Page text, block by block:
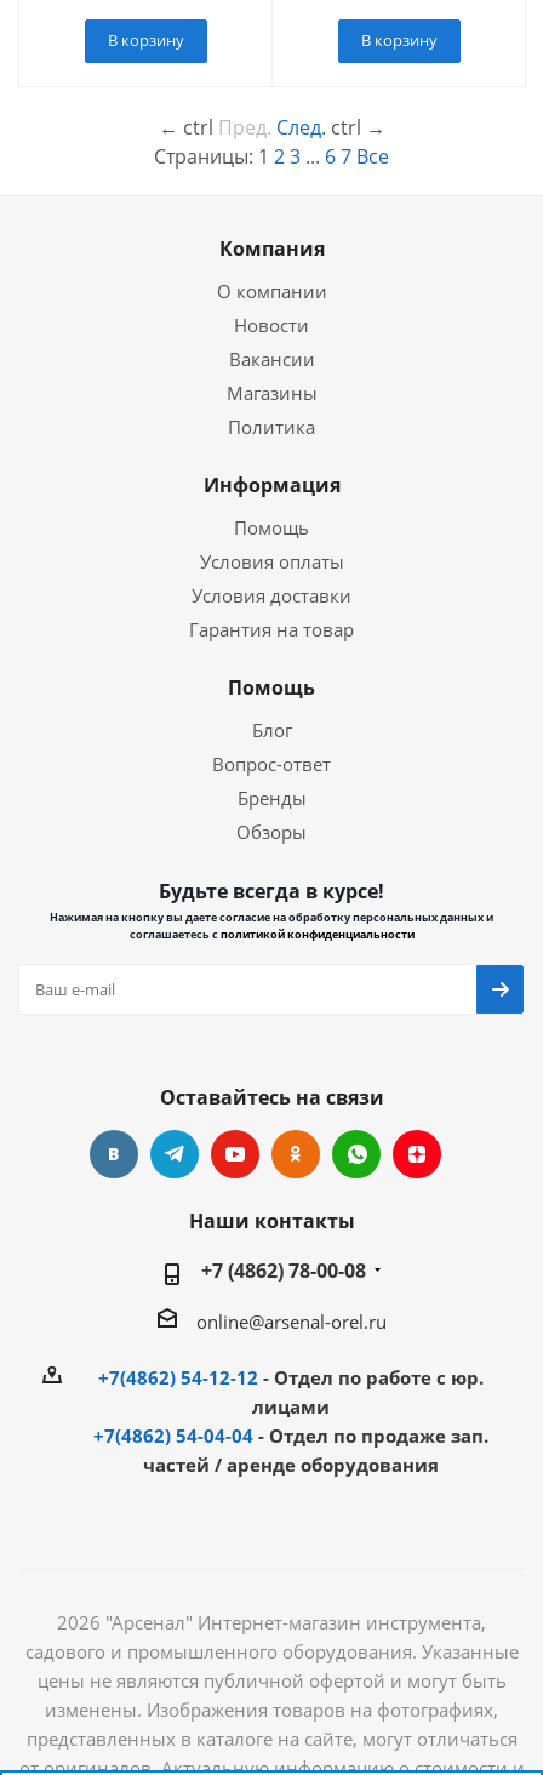
В корзину В корзину
← ctrl Пред. След. ctrl →
Страницы: 1 23 ... 67 Все
Компания
О компании
Новости
Вакансии
Магазины
Политика
Информация
Помощь
Условия оплаты
Условия доставки
Гарантия на товар
Помощь
Блог
Вопрос-ответ
Бренды
Обзоры
Будьте всегда в курсе!
Нажимая на кнопку вы даете согласие на обработку персональных данных и
соглашаетесь сполитикой конфиденциальности
Оставайтесь на связи
Наши контакты
+7 (4862) 78-00-08
online@arsenal-orel.ru
+7(4862) 54-12-12 - Отдел по работе с юр.
лицами
+7(4862) 54-04-04 - Отдел по продаже зап.
частей / аренде оборудования
2026 "Арсенал" Интернет-магазин инструмента,
садового и промышленного оборудования. Указанные
цены не являются публичной офертой и могут быть
изменены. Изображения товаров на фотографиях,
представленных в каталоге на сайте, могут отличаться
от оригиналов. Актуальную информацию о стоимости и